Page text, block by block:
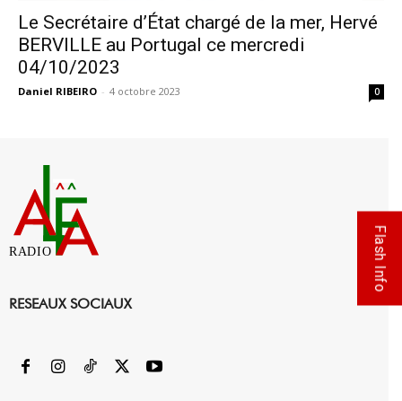
Le Secrétaire d’État chargé de la mer, Hervé
BERVILLE au Portugal ce mercredi
04/10/2023
Daniel RIBEIRO - 4 octobre 2023 0
RADIO
RESEAUX SOCIAUX
Flash Info